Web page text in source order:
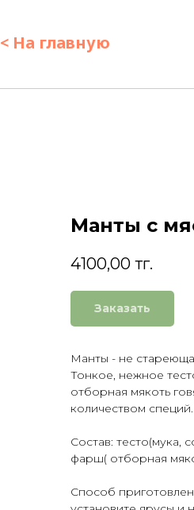
< На главную
Манты с
4100,00 тг.
Заказать
Манты - не
Тонкое, нежное
отборная мякоть
количеством специй.
Состав: тесто(мука,
фарш( отборная
Способ